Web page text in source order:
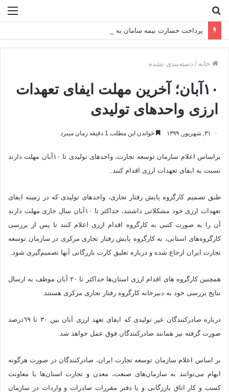
پرداخت خسارت بیمه سامان به شرکت اکتشاف و حفاری صدر
خانه / دسته‌بندی نشده
۱۰آبان‌؛ آخرین مهلت ایفای تعهدات
ارزی واحدهای تولیدی
۳۱, شهریور, ۱۳۹۹ خواندن این مطلب 1 دقیقه زمان میبرد
براساس اعلام سازمان توسعه تجارت، واحدهای تولیدی تا ۱۰آبان‌ مهلت دارند
نسبت به ایفای تعهدات ارزی اقدام کنند.
طبق تصمیم کارگروه پایش رفتار تجاری، واحدهای تولیدی که در زمینه ایفای
تعهدات ارزی خود مشکلاتی داشتند، حداکثر تا ۱۰آبان سال جاری مهلت دارند
آن را به صورت کتبی به کارگروه اقدام ارزی اعلام کنند تا پس از بررسی
کارگروه‌های استانی، به کارگروه پایش رفتار تجاری مرکزی در سازمان توسعه
تجارت ایران ارجاع شده و درباره تعلیق کارت بازرگانی آنها تصمیم‌گیری شود.
همچنین کارگروه های اقدام ارزی استان‌ها حداکثر تا ٢٠ آبان موظف به ارسال
نتایج بررسی خود به دبیرخانه کارگروه رفتار تجاری مرکزی هستند.
درباره صادرکنندگان غیر تولیدی که ایفای تعهد ارزی آنان بین ٣٠ تا ٦٩درصد
صورت گرفته نیز همانند صادرکنندگان فوق عمل خواهد شد.
بر اساس اعلام سازمان توسعه تجارت ایران، صادرکنندگان در صورت هرگونه
ابهام می‌توانند به سازمان‌های صنعت، معدن و تجارت استان‌ها یا معاونت
کسب و کار اتاق بازرگانی و یا دفتر مقررات صادرات و واردات در سازمان